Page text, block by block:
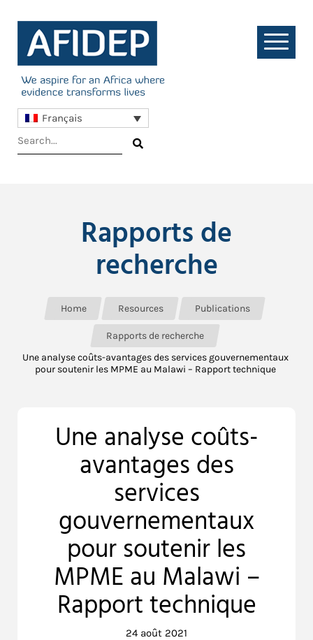
Français
Rapports de
recherche
Home Resources Publications
Rapports de recherche
Une analyse coûts-avantages des services gouvernementaux
pour soutenir les MPME au Malawi – Rapport technique
Une analyse coûts-
avantages des
services
gouvernementaux
pour soutenir les
MPME au Malawi –
Rapport technique
24 août 2021